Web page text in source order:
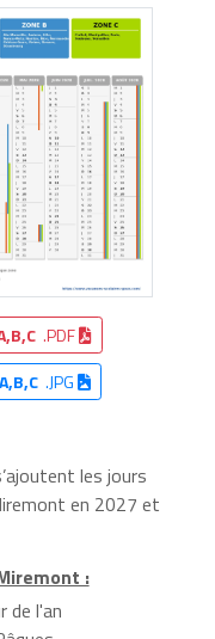
.PDF
.JPG
les jours
en 2027 et
:
de l'an